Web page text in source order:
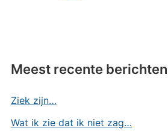
Meest recente berichten
Ziek zijn…
Wat ik zie dat ik niet zag…